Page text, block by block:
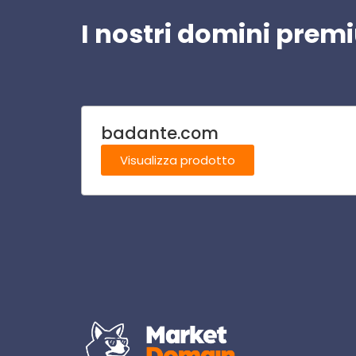
I nostri domini
badante.com
Visualizza prodotto